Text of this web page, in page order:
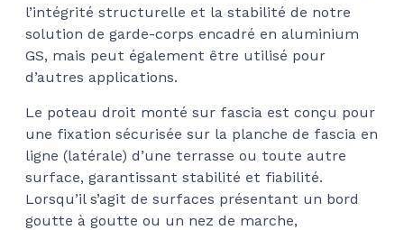
l’intégrité structurelle et la stabilité de notre
solution de garde-corps encadré en aluminium
GS, mais peut également être utilisé pour
d’autres applications.
Le poteau droit monté sur fascia est conçu pour
une fixation sécurisée sur la planche de fascia en
ligne (latérale) d’une terrasse ou toute autre
surface, garantissant stabilité et fiabilité.
Lorsqu’il s’agit de surfaces présentant un bord
goutte à goutte ou un nez de marche,